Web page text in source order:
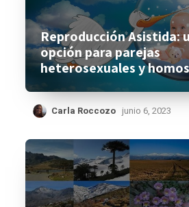
Reproducción Asistida:
opción para parejas
heterosexuales y
Carla Roccozo junio 6, 2023